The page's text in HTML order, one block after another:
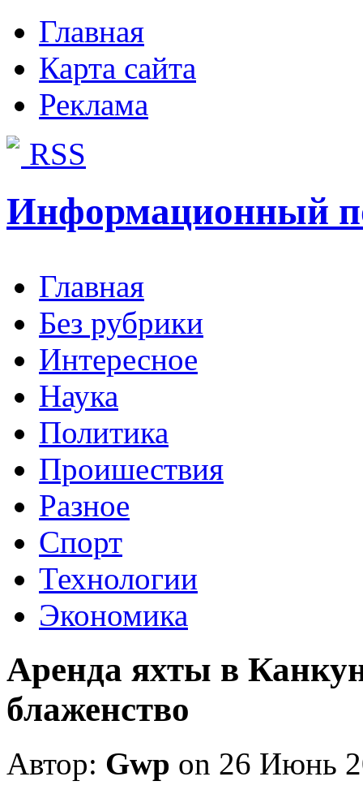
Главная
Карта сайта
Реклама
RSS
Информационный
Главная
Без рубрики
Интересное
Наука
Политика
Проишествия
Разное
Спорт
Технологии
Экономика
Аренда яхты в
блаженство
Автор: Gwp on 26 Июнь